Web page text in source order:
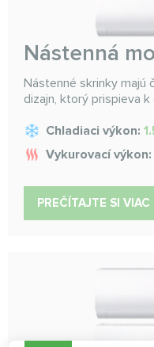
Nástenná
Nástenné skrinky majú
dizajn, ktorý prispieva
Chladiaci výkon:
Vykurovací výkon:
PREČÍTAJTE SI VIAC